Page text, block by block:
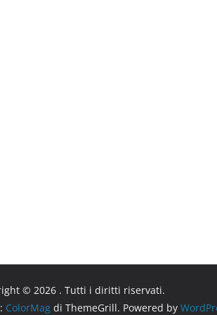
© 2026 . Tutti i diritti riservati.
ColorMag di ThemeGrill. Powered by